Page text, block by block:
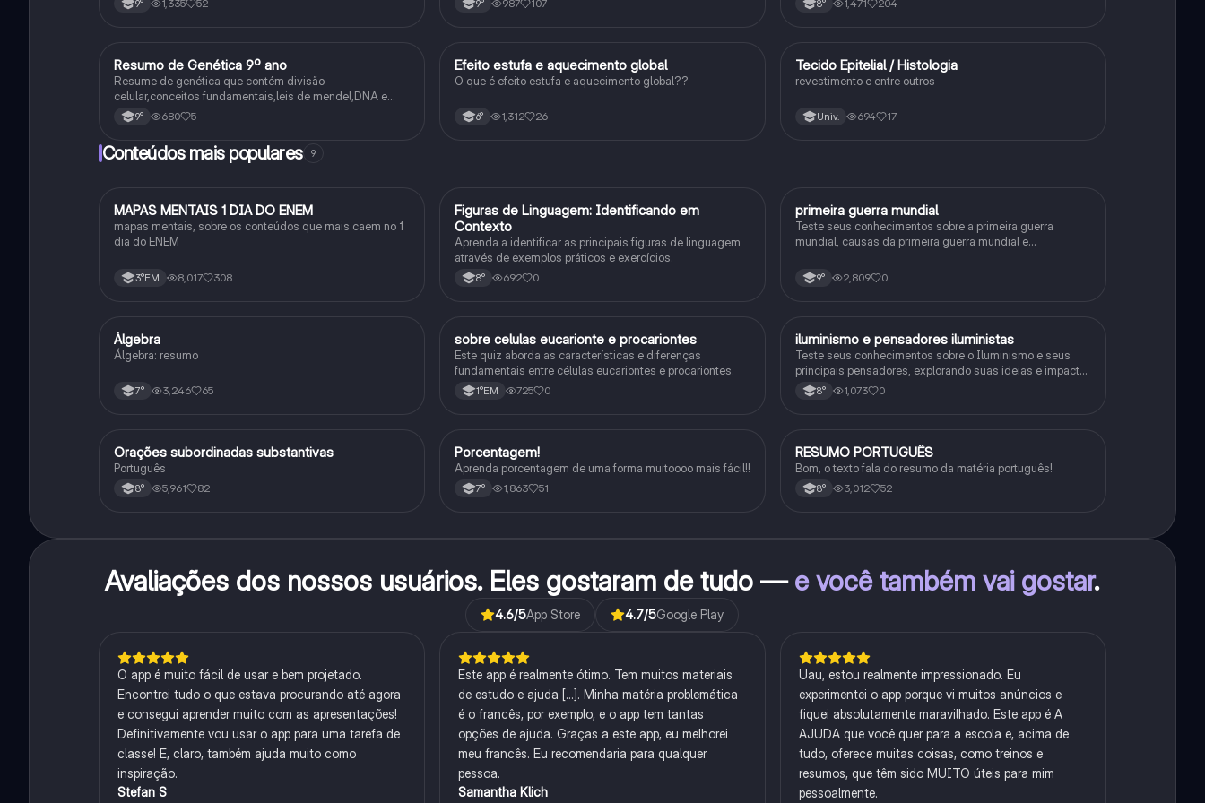
9° 1,335 52 9° 987 107 8° 1,471 204
Ciência
Resumo de Genética 9º ano
Resume de genética que contém divisão
celular,conceitos fundamentais,leis de mendel,DNA e
RNA9° 680 5
Ciência
Efeito estufa e aquecimento global
O que é efeito estufa e aquecimento global??
6° 1,312 26
Ciência
Tecido Epitelial / Histologia
revestimento e entre outros
Univ. 694 17
Conteúdos mais populares 9
Português
MAPAS MENTAIS 1 DIA DO ENEM
mapas mentais, sobre os conteúdos que mais caem no 1
dia do ENEM
3°EM 8,017 308
FPortuguês
Figuras de Linguagem: Identificando em
Contexto
Aprenda a identificar as principais figuras de linguagem
através de exemplos práticos e exercícios.
8° 692 0
História
primeira guerra mundial
Teste seus conhecimentos sobre a primeira guerra
mundial, causas da primeira guerra mundial e
primeira guerra mundial
9° 2,809 0
Matematica
Álgebra
Álgebra: resumo
7° 3,246 65
Biologia
sobre celulas eucarionte e procariontes
Este quiz aborda as características e diferenças
fundamentais entre células eucariontes e procariontes.
1°EM 725 0
História
iluminismo e pensadores iluministas
Teste seus conhecimentos sobre o Iluminismo e seus
principais pensadores, explorando suas ideias e impacto
histórico.
8° 1,073 0
Português
Orações subordinadas substantivas
Português
8° 5,961 82
Matematica
Porcentagem!
Aprenda porcentagem de uma forma muitoooo mais fácil!!
7° 1,863 51
Português
RESUMO PORTUGUÊS
Bom, o texto fala do resumo da matéria português!
8° 3,012 52
Avaliações dos nossos usuários. Eles gostaram de tudo —e você também vai gostar.
4.6/5App Store 4.7/5Google Play
O app é muito fácil de usar e bem projetado.
Encontrei tudo o que estava procurando até agora
e consegui aprender muito com as apresentações!
Definitivamente vou usar o app para uma tarefa de
classe! E, claro, também ajuda muito como
inspiração.
Stefan S
Este app é realmente ótimo. Tem muitos materiais
de estudo e ajuda [...]. Minha matéria problemática
é o francês, por exemplo, e o app tem tantas
opções de ajuda. Graças a este app, eu melhorei
meu francês. Eu recomendaria para qualquer
pessoa.
Samantha Klich
Uau, estou realmente impressionado. Eu
experimentei o app porque vi muitos anúncios e
fiquei absolutamente maravilhado. Este app é A
AJUDA que você quer para a escola e, acima de
tudo, oferece muitas coisas, como treinos e
resumos, que têm sido MUITO úteis para mim
pessoalmente.